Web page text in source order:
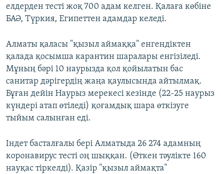
елдерден тесті жоқ 700 адам келген. Қалаға көбіне
БАӘ, Түркия, Египеттен адамдар келеді.
Алматы қаласы "қызыл аймаққа" енгендіктен
қалада қосымша карантин шаралары енгізіледі.
Мұның бәрі 10 наурызда қол қойылатын бас
санитар дәрігердің жаңа қаулысында айтылмақ.
Бұған дейін Наурыз мерекесі кезінде (22-25 наурыз
күндері атап өтіледі) қоғамдық шара өткізуге
тыйым салынған еді.
Індет басталғалы бері Алматыда 26 274 адамның
коронавирус тесті оң шыққан. (Өткен тәулікте 160
науқас тіркелді). Қазір "қызыл аймақта"